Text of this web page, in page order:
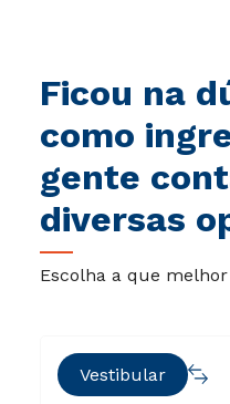
Ficou na
como
gente
diversas
Escolha a que
Vestibular